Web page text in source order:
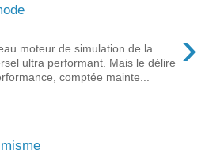
›
moteur de simulation de la
ultra performant. Mais le délire
comptée mainte...